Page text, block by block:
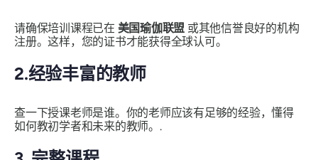
请确保培训课程已在 美国瑜伽联盟 或其他信誉良好的机构
注册。这样，您的证书才能获得全球认可。
2.经验丰富的教师
查一下授课老师是谁。你的老师应该有足够的经验，懂得
如何教初学者和未来的教师。.